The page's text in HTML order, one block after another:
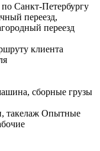
Санкт­-Петербургу
переезд,
переезд
клиента
сборные грузы
такелаж Опытные